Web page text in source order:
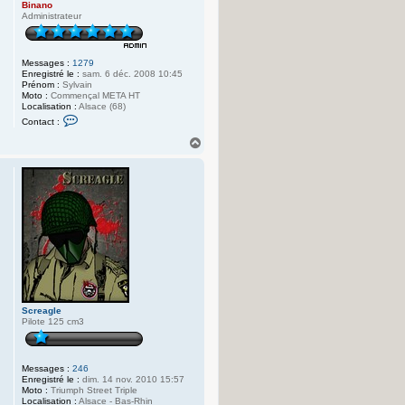
Binano
Administrateur
Messages : 1279
Enregistré le : sam. 6 déc. 2008 10:45
Prénom : Sylvain
Moto : Commençal META HT
Localisation : Alsace (68)
Contact :
c
t
e
r
i
n
a
n
o
Screagle
Pilote 125 cm3
Messages : 246
Enregistré le : dim. 14 nov. 2010 15:57
Moto : Triumph Street Triple
Localisation : Alsace - Bas-Rhin